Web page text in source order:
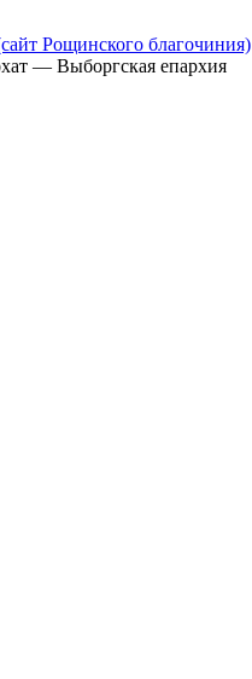
Рощинского благочиния)
— Выборгская епархия